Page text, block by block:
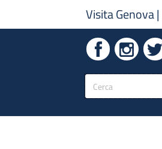
Visita Genova|
Form
di
ricerca